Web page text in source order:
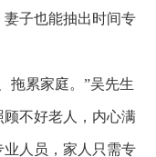
子也能抽出时间专
累家庭。”吴先生
不好老人，内心满
人员，家人只需专